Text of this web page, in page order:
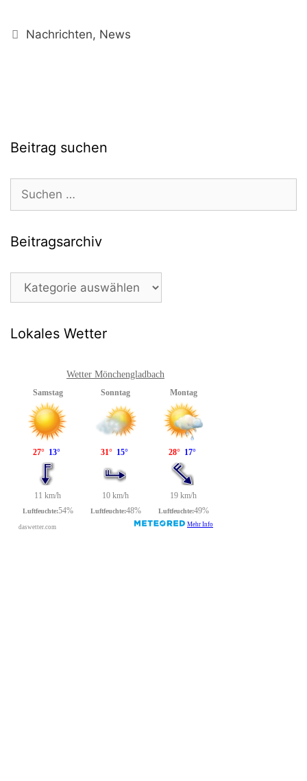
Kategorien
Nachrichten, News
Beitrag suchen
nach:
Beitragsarchiv
Beitragsarchiv
Lokales Wetter
Wetter Mönchengladbach